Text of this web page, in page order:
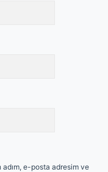
adım, e-posta adresim ve